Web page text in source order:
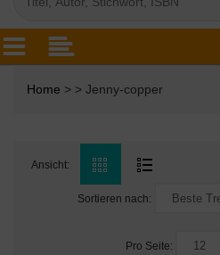
Home > > Jenny-copper
Ansicht:
Sortieren nach:
Pro Seite: